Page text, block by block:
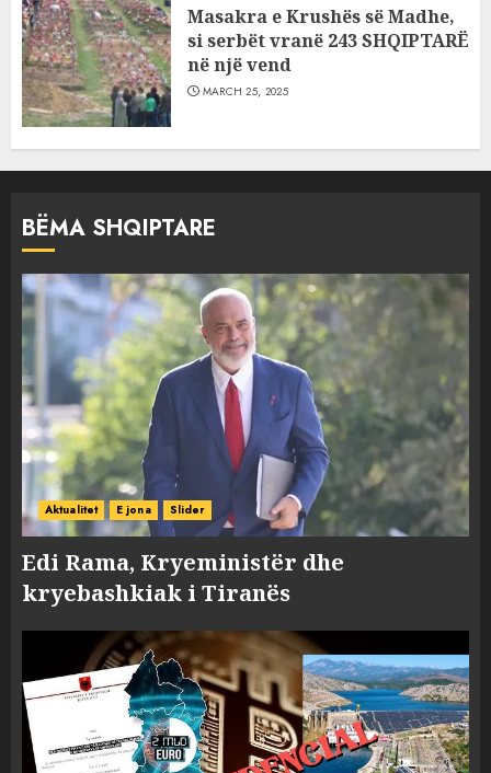
Masakra e Krushës së Madhe,
si serbët vranë 243 SHQIPTARË
në një vend
MARCH 25, 2025
BËMA SHQIPTARE
Aktualitet E jona Slider
Edi Rama, Kryeministër dhe
kryebashkiak i Tiranës